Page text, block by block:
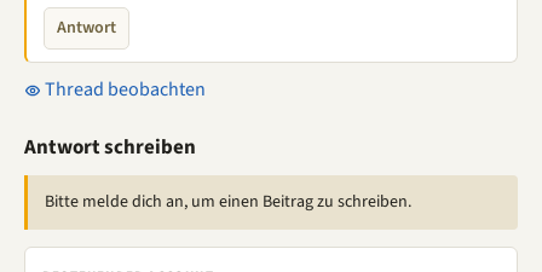
Antwort
Thread beobachten
Antwort schreiben
Bitte melde dich an, um einen Beitrag zu schreiben.